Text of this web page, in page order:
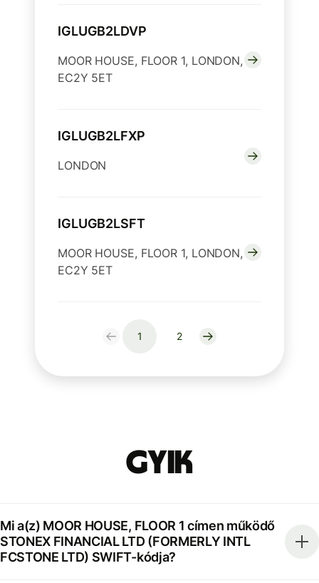
IGLUGB2LDVP
MOOR HOUSE, FLOOR 1, LONDON,
EC2Y 5ET
IGLUGB2LFXP
LONDON
IGLUGB2LSFT
MOOR HOUSE, FLOOR 1, LONDON,
EC2Y 5ET
1 2
GYIK
Mi a(z) MOOR HOUSE, FLOOR 1 címen működő
STONEX FINANCIAL LTD (FORMERLY INTL
FCSTONE LTD) SWIFT-kódja?